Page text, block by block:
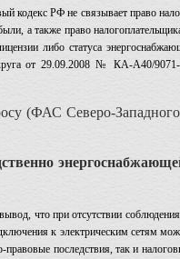
РФ не связывает право
а также право
либо статуса
от 29.09.2008 № КА-А40/9071-
(ФАС Северо-
что при отсутствии соблюдения
к электрическим сетям
последствия, так и